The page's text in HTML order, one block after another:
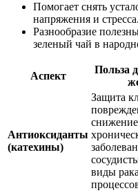
Помогает снять
напряжения и стресса.
Разнообразие
зеленый чай в
Аспект
Польза
Антиоксиданты
(катехины)
Защита
виды